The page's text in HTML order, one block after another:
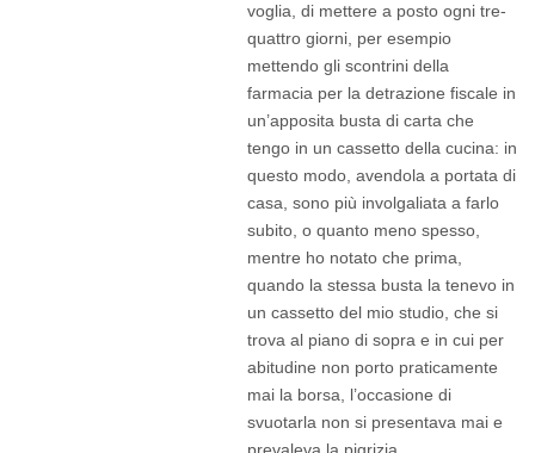
voglia, di mettere a posto ogni tre-
quattro giorni, per esempio
mettendo gli scontrini della
farmacia per la detrazione fiscale in
un’apposita busta di carta che
tengo in un cassetto della cucina: in
questo modo, avendola a portata di
casa, sono più involgaliata a farlo
subito, o quanto meno spesso,
mentre ho notato che prima,
quando la stessa busta la tenevo in
un cassetto del mio studio, che si
trova al piano di sopra e in cui per
abitudine non porto praticamente
mai la borsa, l’occasione di
svuotarla non si presentava mai e